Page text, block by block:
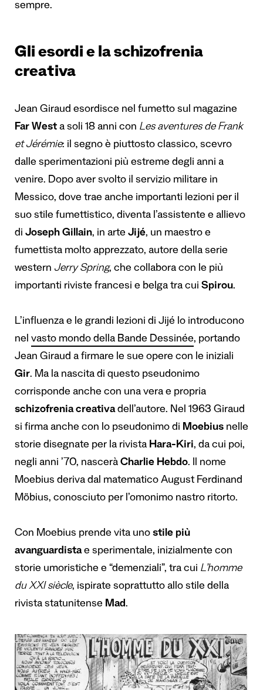
sempre.
Gli esordi e la schizofrenia
creativa
Jean Giraud esordisce nel fumetto sul magazine
Far West a soli 18 anni con Les aventures de Frank
et Jérémie: il segno è piuttosto classico, scevro
dalle sperimentazioni più estreme degli anni a
venire. Dopo aver svolto il servizio militare in
Messico, dove trae anche importanti lezioni per il
suo stile fumettistico, diventa l’assistente e allievo
di Joseph Gillain, in arte Jijé, un maestro e
fumettista molto apprezzato, autore della serie
western Jerry Spring, che collabora con le più
importanti riviste francesi e belga tra cui Spirou.
L’influenza e le grandi lezioni di Jijé lo introducono
nel vasto mondo della Bande Dessinée, portando
Jean Giraud a firmare le sue opere con le iniziali
Gir. Ma la nascita di questo pseudonimo
corrisponde anche con una vera e propria
schizofrenia creativadell’autore. Nel 1963 Giraud
si firma anche con lo pseudonimo di Moebius nelle
storie disegnate per la rivista Hara-Kiri, da cui poi,
negli anni ’70, nascerà Charlie Hebdo. Il nome
Moebius deriva dal matematico August Ferdinand
Möbius, conosciuto per l’omonimo nastro ritorto.
Con Moebius prende vita uno stile più
avanguardistae sperimentale, inizialmente con
storie umoristiche e “demenziali”, tra cui L’homme
du XXI siècle, ispirate soprattutto allo stile della
rivista statunitense Mad.